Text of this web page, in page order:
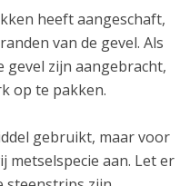
heeft aangeschaft,
van de gevel. Als
gevel zijn aangebracht,
op te pakken.
gebruikt, maar voor
metselspecie aan. Let er